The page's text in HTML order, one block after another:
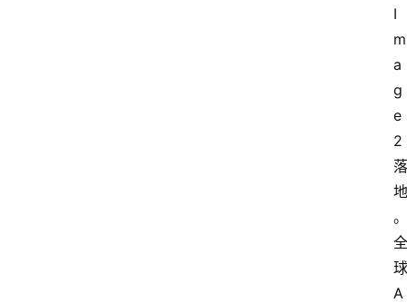
I
m
a
g
e
2
落
地
。
全
球
A